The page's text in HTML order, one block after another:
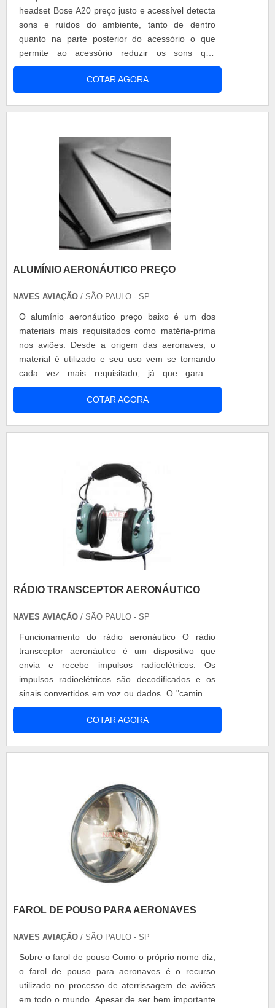
headset Bose A20 preço justo e acessível detecta
sons e ruídos do ambiente, tanto de dentro
quanto na parte posterior do acessório o que
permite ao acessório reduzir os sons que
incomodam para que o piloto se concentre na
comunicação com a equipe de suporte aéreo. O
headset possui durabilidade capaz de exceder
COTAR AGORA
ALUMÍNIO AERONÁUTICO PREÇO
NAVES AVIAÇÃO / SÃO PAULO - SP
O alumínio aeronáutico preço baixo é um dos
materiais mais requisitados como matéria-prima
nos aviões. Desde a origem das aeronaves, o
material é utilizado e seu uso vem se tornando
cada vez mais requisitado, já que garante
eficiência acima da média, segurança e economia
no desenvolvimento da máquina. O alumínio
ganhou a posição de matéria-prima favorita no
COTAR AGORA
RÁDIO TRANSCEPTOR AERONÁUTICO
NAVES AVIAÇÃO / SÃO PAULO - SP
Funcionamento do rádio aeronáutico O rádio
transceptor aeronáutico é um dispositivo que
envia e recebe impulsos radioelétricos. Os
impulsos radioelétricos são decodificados e os
sinais convertidos em voz ou dados. O "caminho"
por onde essa onda percorre se chama
frequência, logo, para que dois aparelhos possam
se comunicar, eles precisam estar na mesma
COTAR AGORA
FAROL DE POUSO PARA AERONAVES
NAVES AVIAÇÃO / SÃO PAULO - SP
Sobre o farol de pouso Como o próprio nome diz,
o farol de pouso para aeronaves é o recurso
utilizado no processo de aterrissagem de aviões
em todo o mundo. Apesar de ser bem importante